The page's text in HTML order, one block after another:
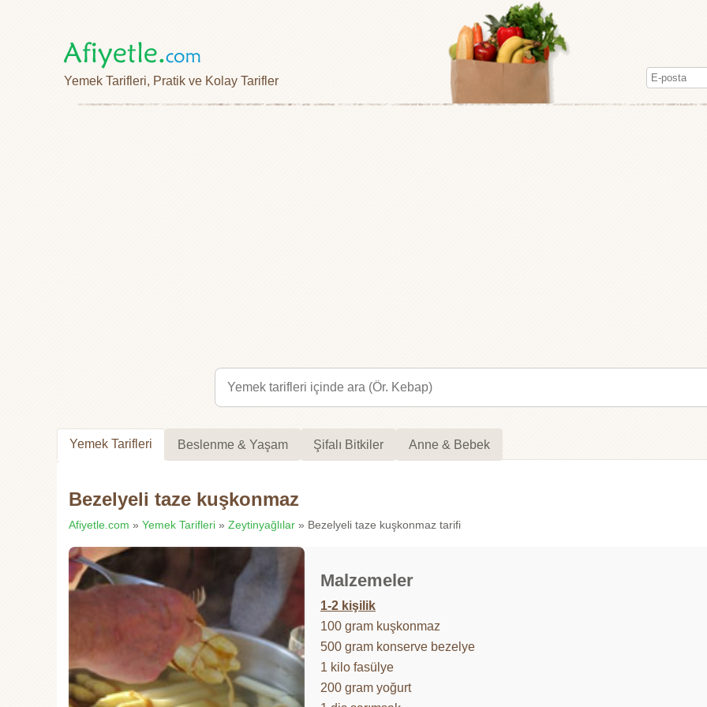
Yemek Tarifleri, Pratik ve Kolay Tarifler
Yemek Tarifleri Beslenme & Yaşam Şifalı Bitkiler Anne & Bebek
Bezelyeli taze kuşkonmaz
Afiyetle.com » Yemek Tarifleri » Zeytinyağlılar » Bezelyeli taze kuşkonmaz tarifi
Malzemeler
1-2 kişilik
100 gram kuşkonmaz
500 gram konserve bezelye
1 kilo fasülye
200 gram yoğurt